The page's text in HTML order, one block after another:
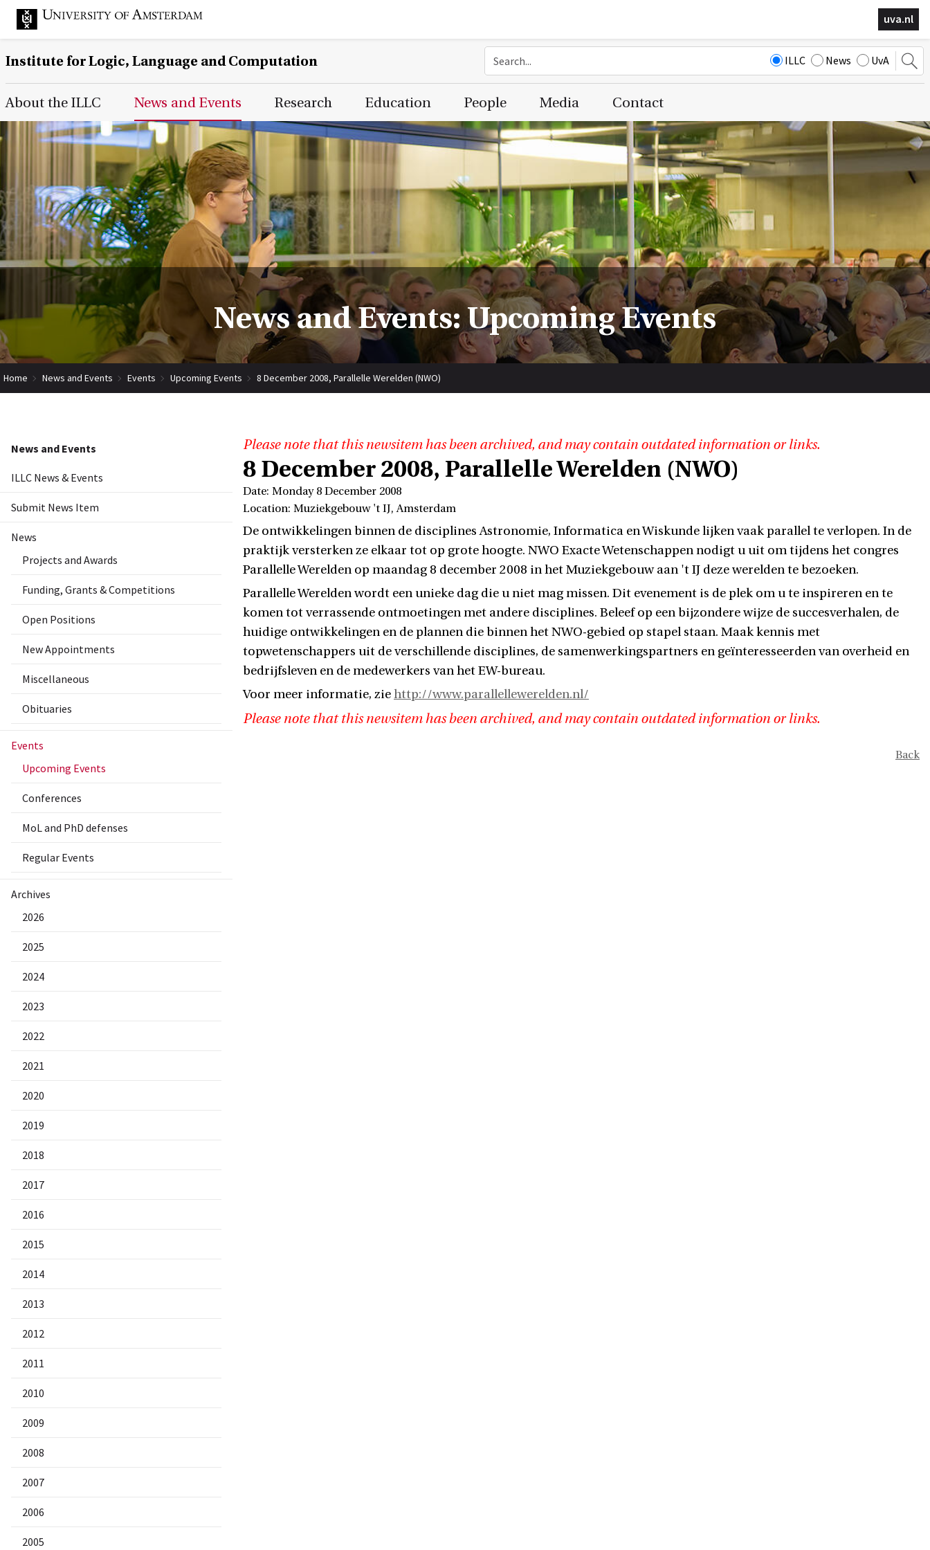
uva.nl
Institute for Logic, Language and Computation ILLC News UvA
Main Page Navigation
About the ILLC News and Events Research Education People Media Contact
News and Events: Upcoming Events
Home News and Events Events Upcoming Events 8 December 2008, Parallelle Werelden (NWO)
News and Events
ILLC News & Events
Submit News Item
News
Projects and Awards
Funding, Grants & Competitions
Open Positions
New Appointments
Miscellaneous
Obituaries
Events
Upcoming Events
Conferences
MoL and PhD defenses
Regular Events
Archives
2026
2025
2024
2023
2022
2021
2020
2019
2018
2017
2016
2015
2014
2013
2012
2011
2010
2009
2008
2007
2006
2005
Please note that this newsitem has been archived, and may contain outdated information or links.
8 December 2008, Parallelle Werelden (NWO)
Date: Monday 8 December 2008
Location: Muziekgebouw 't IJ, Amsterdam
De ontwikkelingen binnen de disciplines Astronomie, Informatica en Wiskunde lijken vaak parallel te verlopen. In de
praktijk versterken ze elkaar tot op grote hoogte. NWO Exacte Wetenschappen nodigt u uit om tijdens het congres
Parallelle Werelden op maandag 8 december 2008 in het Muziekgebouw aan 't IJ deze werelden te bezoeken.
Parallelle Werelden wordt een unieke dag die u niet mag missen. Dit evenement is de plek om u te inspireren en te
komen tot verrassende ontmoetingen met andere disciplines. Beleef op een bijzondere wijze de succesverhalen, de
huidige ontwikkelingen en de plannen die binnen het NWO-gebied op stapel staan. Maak kennis met
topwetenschappers uit de verschillende disciplines, de samenwerkingspartners en geïnteresseerden van overheid en
bedrijfsleven en de medewerkers van het EW-bureau.
Voor meer informatie, ziehttp://www.parallellewerelden.nl/
Please note that this newsitem has been archived, and may contain outdated information or links.
Back